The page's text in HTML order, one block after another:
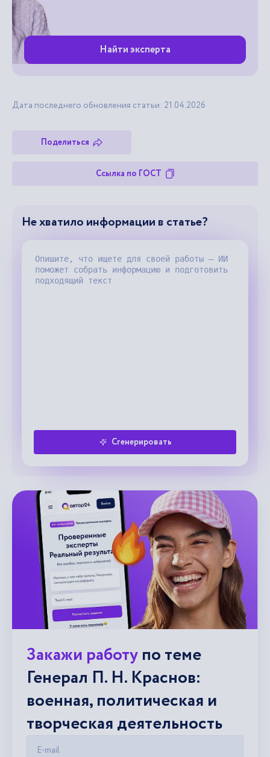
Найти эксперта
Дата последнего обновления статьи: 21.04.2026
Поделиться
Ссылка по ГОСТ
Не хватило информации в статье?
Сгенерировать
Закажи работупо теме
Генерал П. Н. Краснов:
военная, политическая и
творческая деятельность